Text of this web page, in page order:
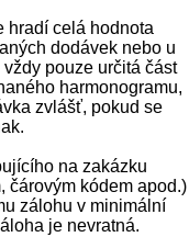
hradí celá hodnota
dodávek nebo u
pouze určitá část
harmonogramu,
zvlášť, pokud se
na zakázku
čárovým kódem apod.)
zálohu v minimální
je nevratná.